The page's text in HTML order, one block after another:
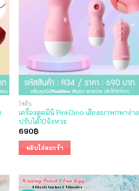
ไข่สั่น
เครื่องดูดมินิ PinkDino เสียงเบาพกพาง่าย
ปรับได้10จังหวะ
690฿
หยิบใส่ตะกร้า